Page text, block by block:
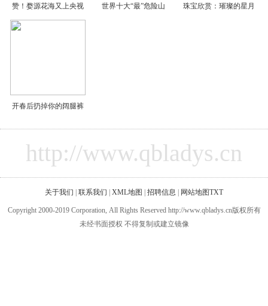
赞！婺源花海又上央视 世界十大“最”危险山 珠宝欣赏：璀璨的星月
开春后扔掉你的阔腿裤
http://www.qbladys.cn
关于我们 | 联系我们 | XML地图 | 招聘信息 | 网站地图TXT
Copyright 2000-2019 Corporation, All Rights Reserved http://www.qbladys.cn版权所有
未经书面授权 不得复制或建立镜像